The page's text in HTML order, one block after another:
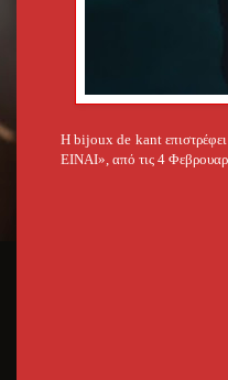
Η bijoux de kant επιστρέφει
ΕΙΝΑΙ», από τις 4